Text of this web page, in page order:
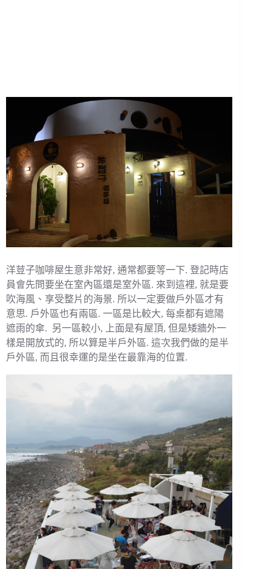
洋荳子咖啡屋生意非常好, 通常都要等一下. 登記時店
員會先問要坐在室內區還是室外區. 來到這裡, 就是要
吹海風、享受整片的海景. 所以一定要做戶外區才有
意思. 戶外區也有兩區. 一區是比較大, 每桌都有遮陽
遮雨的傘. 另一區較小, 上面是有屋頂, 但是矮牆外一
樣是開放式的, 所以算是半戶外區. 這次我們做的是半
戶外區, 而且很幸運的是坐在最靠海的位置.